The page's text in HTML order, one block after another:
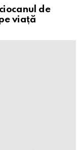
de
viață